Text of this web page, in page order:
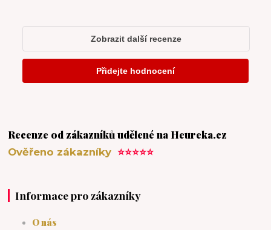
Recenze od zákazníků udělené na Heureka.cz
Ověřeno zákazníky⭐⭐⭐⭐⭐
Informace pro zákazníky
O nás